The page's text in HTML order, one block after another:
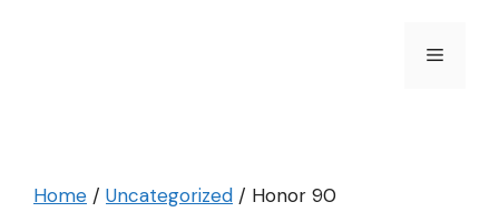
Menu
Home / Uncategorized / Honor 90